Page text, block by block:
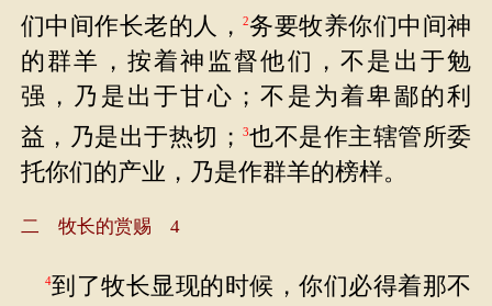
们中间作长老的人，
2务要牧养你们中间神
的群羊，按着神监督他们，不是出于勉
强，乃是出于甘心；不是为着卑鄙的利
益，乃是出于热切；
3也不是作主辖管所委
托你们的产业，乃是作群羊的榜样。
二 牧长的赏赐 4
4到了牧长显现的时候，你们必得着那不